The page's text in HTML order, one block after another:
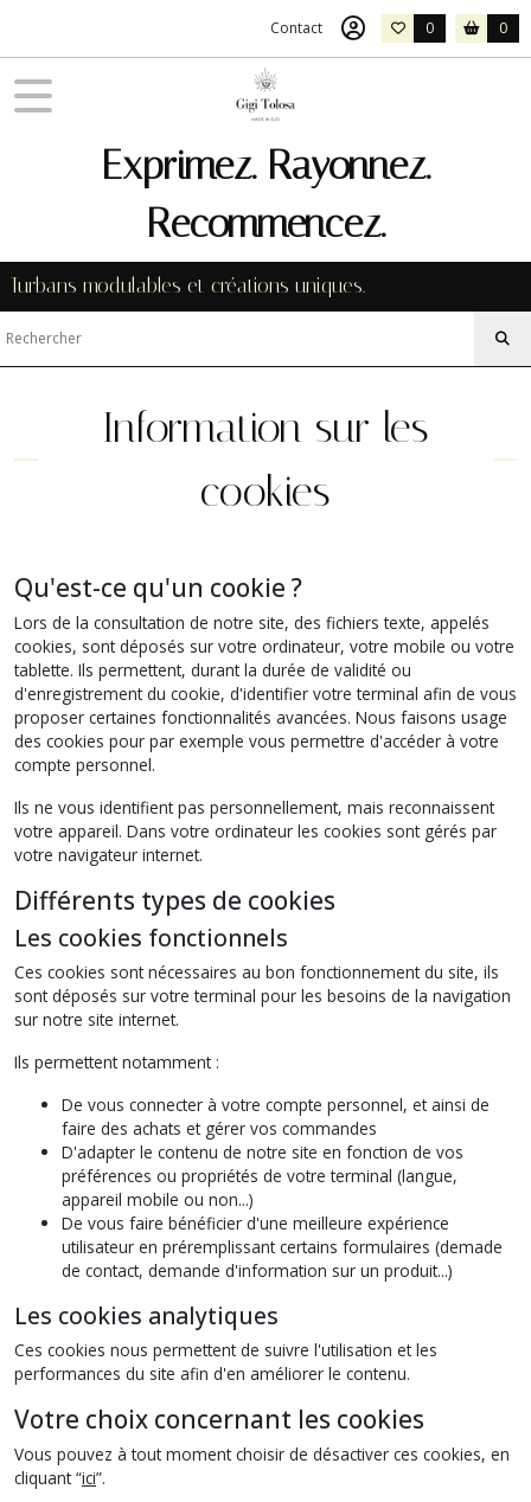
Contact 0 0
Exprimez. Rayonnez.
Recommencez.
Turbans modulables et créations uniques.
Information sur les
cookies
Qu'est-ce qu'un cookie ?
Lors de la consultation de notre site, des fichiers texte, appelés
cookies, sont déposés sur votre ordinateur, votre mobile ou votre
tablette. Ils permettent, durant la durée de validité ou
d'enregistrement du cookie, d'identifier votre terminal afin de vous
proposer certaines fonctionnalités avancées. Nous faisons usage
des cookies pour par exemple vous permettre d'accéder à votre
compte personnel.
Ils ne vous identifient pas personnellement, mais reconnaissent
votre appareil. Dans votre ordinateur les cookies sont gérés par
votre navigateur internet.
Différents types de cookies
Les cookies fonctionnels
Ces cookies sont nécessaires au bon fonctionnement du site, ils
sont déposés sur votre terminal pour les besoins de la navigation
sur notre site internet.
Ils permettent notamment :
De vous connecter à votre compte personnel, et ainsi de
faire des achats et gérer vos commandes
D'adapter le contenu de notre site en fonction de vos
préférences ou propriétés de votre terminal (langue,
appareil mobile ou non...)
De vous faire bénéficier d'une meilleure expérience
utilisateur en préremplissant certains formulaires (demade
de contact, demande d'information sur un produit...)
Les cookies analytiques
Ces cookies nous permettent de suivre l'utilisation et les
performances du site afin d'en améliorer le contenu.
Votre choix concernant les cookies
Vous pouvez à tout moment choisir de désactiver ces cookies, en
cliquant “ici”.